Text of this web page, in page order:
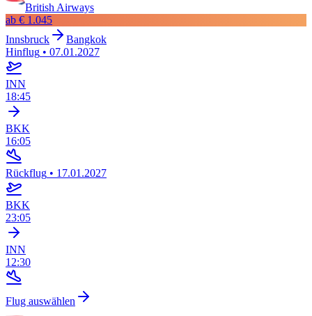
British Airways
ab € 1.045
Innsbruck
Bangkok
Hinflug • 07.01.2027
INN
18:45
BKK
16:05
Rückflug • 17.01.2027
BKK
23:05
INN
12:30
Flug auswählen